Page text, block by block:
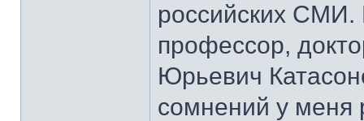
российских СМИ.
профессор,
Юрьевич
сомнений у меня